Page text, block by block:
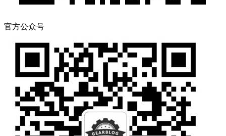
官方公众号